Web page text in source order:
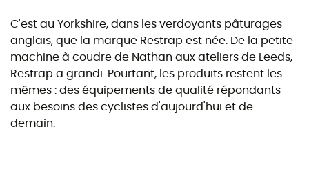
C'est au Yorkshire, dans les verdoyants pâturages
anglais, que la marque Restrap est née. De la petite
machine à coudre de Nathan aux ateliers de Leeds,
Restrap a grandi. Pourtant, les produits restent les
mêmes : des équipements de qualité répondants
aux besoins des cyclistes d'aujourd'hui et de
demain.